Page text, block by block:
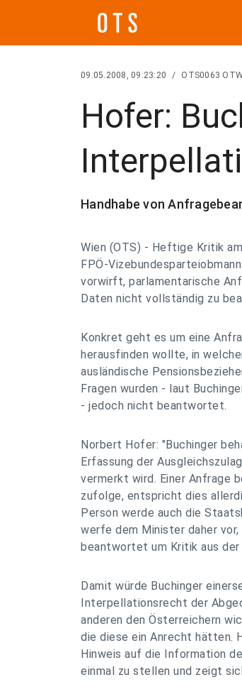
09.05.2008, 09:23:20 / OTS0063
Hofer:
Handhabe von
Wien (OTS) - Heftige Kritik
FPÖ-
vorwirft, parlamentarische
Daten nicht vollständig zu
Konkret geht es um eine
herausfinden wollte, in
ausländische
Fragen wurden - laut
- jedoch nicht beantwortet.
Norbert Hofer: "Buchinger
Erfassung der
vermerkt wird. Einer Anfrage
zufolge, entspricht dies
Person werde auch die
werfe dem Minister daher
beantwortet um Kritik aus der
Damit würde Buchinger
Interpellationsrecht der
anderen den Österreichern
die diese ein Anrecht hätten.
Hinweis auf die Information
einmal zu stellen und zeigt